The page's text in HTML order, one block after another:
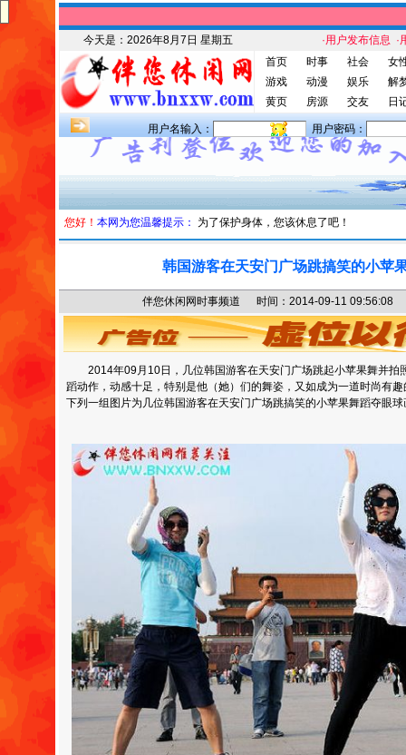
今天是： 2026年8月7日 星期五 ·用户发布信息 ·
首页
时事 社会
女
游戏
动漫 娱乐
解
黄页
房源 交友 日
用户名输入： 用户密码：
您好！ 本网为您温馨提示： 为了保护身体，您该休息了吧！
韩国游客在天安门广场跳搞笑的小苹
伴您休闲网时事频道 时间：2014-09-11
2014年09月10日，几位韩国游客在天安门广场跳起小苹果舞并拍
蹈动作，动感十足，特别是他（她）们的舞姿，又如成为一道时尚有
下列一组图片为几位韩国游客在天安门广场跳搞笑的小苹果舞蹈夺眼球